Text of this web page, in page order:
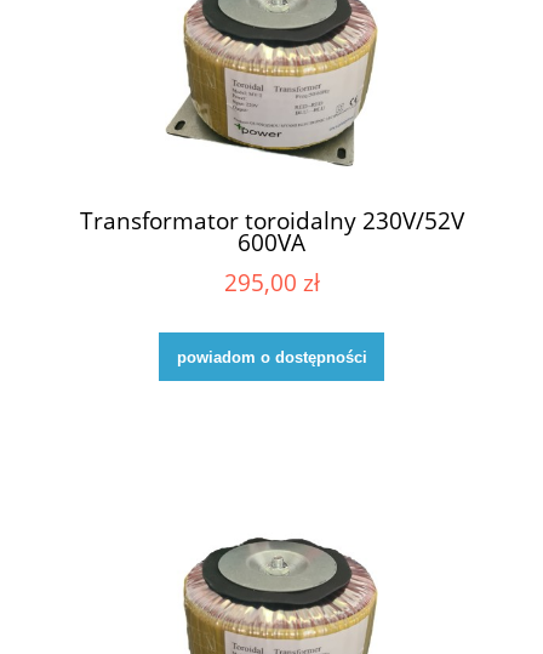
Transformator toroidalny 230V/52V
600VA
295,00 zł
powiadom o dostępności